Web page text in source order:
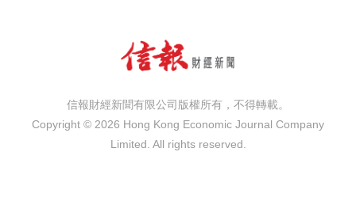
信報財經新聞有限公司版權所有，不得轉載。
Copyright © 2026 Hong Kong Economic Journal Company
Limited. All rights reserved.